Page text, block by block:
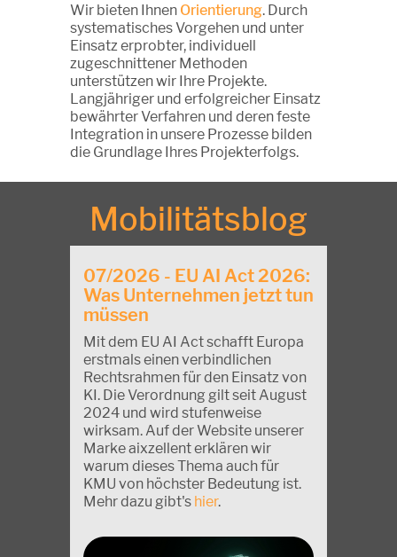
Wir bieten Ihnen Orientierung. Durch
systematisches Vorgehen und unter
Einsatz erprobter, individuell
zugeschnittener Methoden
unterstützen wir Ihre Projekte.
Langjähriger und erfolgreicher Einsatz
bewährter Verfahren und deren feste
Integration in unsere Prozesse bilden
die Grundlage Ihres Projekterfolgs.
Mobilitätsblog
07/2026 - EU AI Act 2026:
Was Unternehmen jetzt tun
müssen
Mit dem EU AI Act schafft Europa
erstmals einen verbindlichen
Rechtsrahmen für den Einsatz von
KI. Die Verordnung gilt seit August
2024 und wird stufenweise
wirksam. Auf der Website unserer
Marke aixzellent erklären wir
warum dieses Thema auch für
KMU von höchster Bedeutung ist.
Mehr dazu gibt's hier.